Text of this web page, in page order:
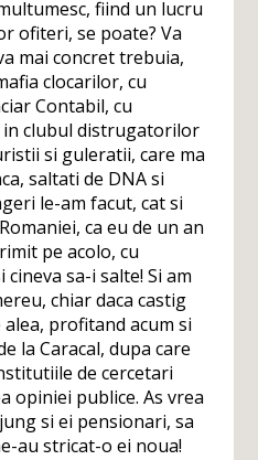
fiind un lucru
ofiteri, se poate? Va
mai concret trebuia,
clocarilor, cu
Contabil, cu
clubul distrugatorilor
si guleratii, care ma
saltati de DNA si
le-am facut, cat si
ca eu de un an
pe acolo, cu
sa-i salte! Si am
chiar daca castig
profitand acum si
la Caracal, dupa care
de cercetari
opiniei publice. As vrea
si ei pensionari, sa
au stricat-o ei noua!